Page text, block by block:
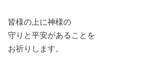
皆様の上に神様の
守りと平安があることを
お祈りします。